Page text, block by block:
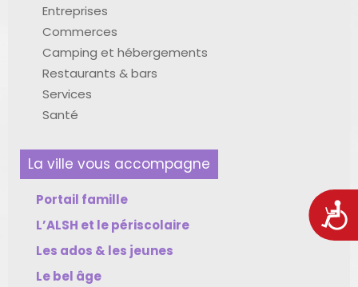
Entreprises
Commerces
Camping et hébergements
Restaurants & bars
Services
Santé
La ville vous accompagne
Portail famille
L’ALSH et le périscolaire
Les ados & les jeunes
Le bel âge